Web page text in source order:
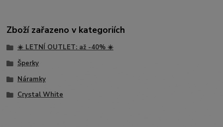
Zboží zařazeno v kategoriích
☀️ LETNÍ OUTLET: až -40% ☀️
Šperky
Náramky
Crystal White